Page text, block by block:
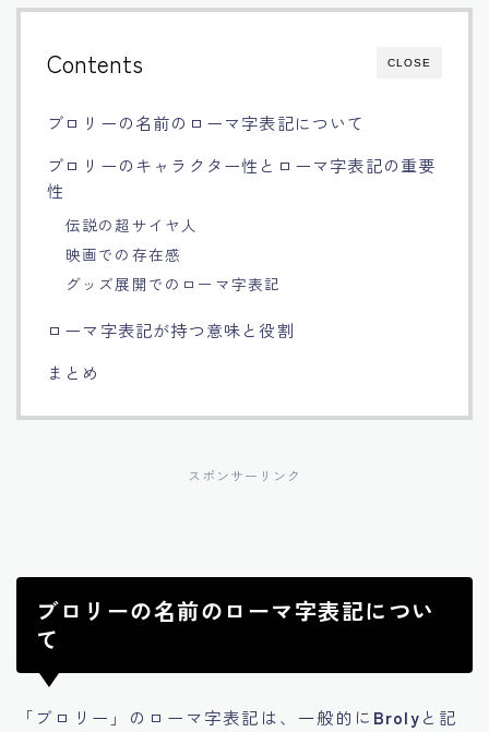
Português
CLOSE
Contents
ブロリーの名前のローマ字表記について
ブロリーのキャラクター性とローマ字表記の重要
性
伝説の超サイヤ人
映画での存在感
グッズ展開でのローマ字表記
ローマ字表記が持つ意味と役割
まとめ
スポンサーリンク
ブロリーの名前のローマ字表記につい
て
「ブロリー」のローマ字表記は、一般的に Brolyと記